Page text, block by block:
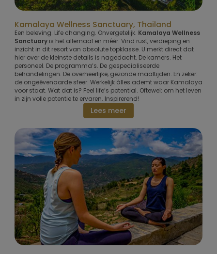
Kamalaya Wellness Sanctuary, Thailand
Een beleving. Life changing. Onvergetelijk. Kamalaya Wellness
Sanctuary is het allemaal en méér. Vind rust, verdieping en
inzicht in dit resort van absolute topklasse. U merkt direct dat
hier over de kleinste details is nagedacht. De kamers. Het
personeel. De programma’s. De gespecialiseerde
behandelingen. De overheerlijke, gezonde maaltijden. En zeker:
de ongeëvenaarde sfeer. Werkelijk álles ademt waar Kamalaya
voor staat. Wat dat is? Feel life’s potential. Oftewel: om het leven
in zijn volle potentie te ervaren. Inspirerend!
Lees meer